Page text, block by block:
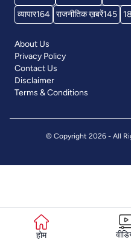
होम
व्यापार164 राजनीतिक ख़बरें145
About Us
Privacy Policy
Contact Us
Disclaimer
Terms & Conditions
© Copyright 2026 - All